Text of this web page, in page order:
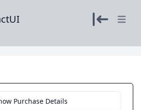
Open
Purchase Details